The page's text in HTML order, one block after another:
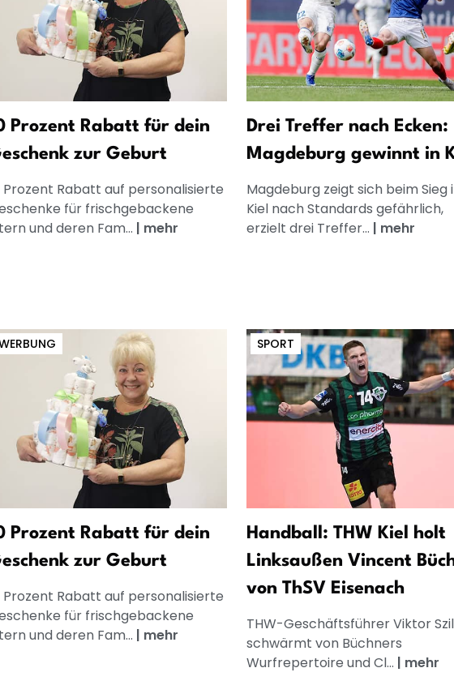
Prozent Rabatt für dein
zur Geburt
Prozent Rabatt auf personalisierte
für frischgebackene
und deren Fam... | mehr
Drei Treffer nach Ecken:
Magdeburg gewinnt in
Magdeburg zeigt sich beim Sieg
Kiel nach Standards gefährlich,
erzielt drei Treffer... | mehr
Prozent Rabatt für dein
zur Geburt
Prozent Rabatt auf personalisierte
für frischgebackene
und deren Fam... | mehr
SPORT
Handball: THW Kiel holt
Linksaußen Vincent
von ThSV Eisenach
THW-Geschäftsführer Viktor
schwärmt von Büchners
Wurfrepertoire und Cl... | mehr